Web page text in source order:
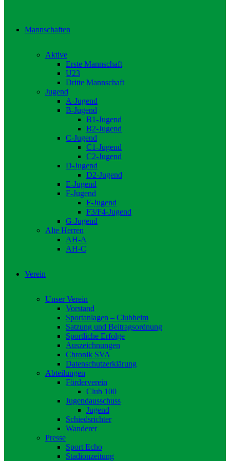
Mannschaften
Aktive
Erste Mannschaft
U23
Dritte Mannschaft
Jugend
A-Jugend
B-Jugend
B1-Jugend
B2-Jugend
C-Jugend
C1-Jugend
C2-Jugend
D-Jugend
D2-Jugend
E-Jugend
F-Jugend
F-Jugend
F3/F4-Jugend
G-Jugend
Alte Herren
AH-A
AH-C
Verein
Unser Verein
Vorstand
Sportanlagen – Clubheim
Satzung und Beitragsordnung
Sportliche Erfolge
Auszeichnungen
Chronik SVA
Datenschutzerklärung
Abteilungen
Förderverein
Club 100
Jugendausschuss
Jugend
Schiedsrichter
Wanderer
Presse
Sport Echo
Stadionzeitung